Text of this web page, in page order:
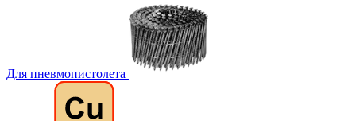
Для пневмопистолета